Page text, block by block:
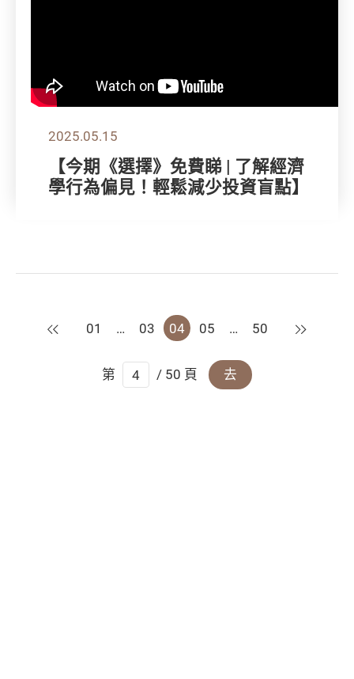
2025.05.15
【今期《選擇》免費睇 | 了解經濟
學行為偏見！輕鬆減少投資盲點】
上一頁
01 … 03 04 05 … 50 下一頁
第 / 50 頁 去